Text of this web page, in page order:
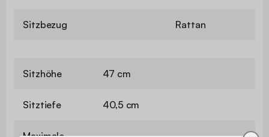
Sitzbezug Rattan
Sitzhöhe 47 cm
Sitztiefe 40,5 cm